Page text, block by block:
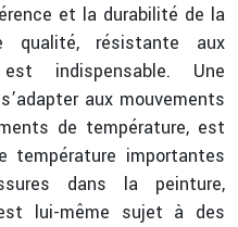
et la durabilité de la
qualité, résistante aux
indispensable. Une
aux mouvements
de température, est
température importantes
dans la peinture,
lui-même sujet à des